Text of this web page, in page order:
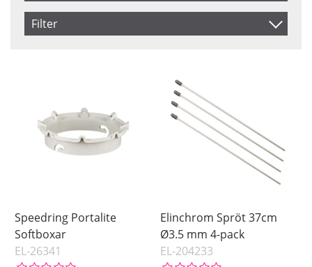
Artikelkod
Filter
Speedring Portalite
Softboxar
EL-26341
Elinchrom Spröt 37cm
Ø3.5 mm 4-pack
EL-204233